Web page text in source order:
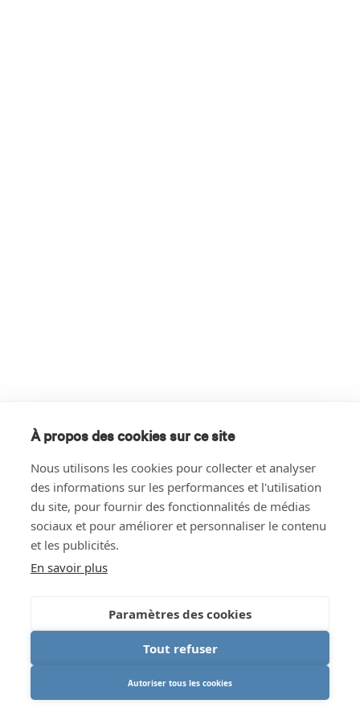
À propos des cookies sur ce site
Nous utilisons les cookies pour collecter et analyser
des informations sur les performances et l'utilisation
du site, pour fournir des fonctionnalités de médias
sociaux et pour améliorer et personnaliser le contenu
et les publicités.
En savoir plus
Paramètres des cookies
Tout refuser
Autoriser tous les cookies